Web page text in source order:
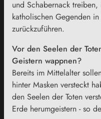
und Schabernack
katholischen Gegenden
zurückzuführen.
Vor den Seelen der
Geistern wappnen?
Bereits im Mittelalter
hinter Masken versteckt
den Seelen der Toten
Erde herumgeistern - so